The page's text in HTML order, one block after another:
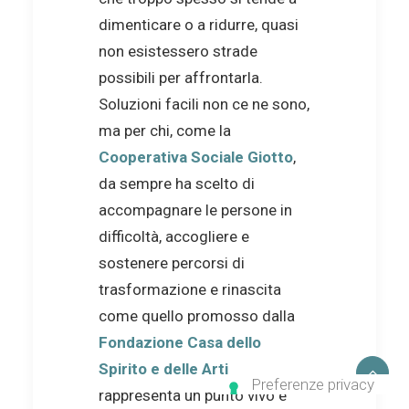
dimenticare o a ridurre, quasi
non esistessero strade
possibili per affrontarla.
Soluzioni facili non ce ne sono,
ma per chi, come la
Cooperativa Sociale Giotto,
da sempre ha scelto di
accompagnare le persone in
difficoltà, accogliere e
sostenere percorsi di
trasformazione e rinascita
come quello promosso dalla
Fondazione Casa dello
Spirito e delle Arti
rappresenta un punto vivo e